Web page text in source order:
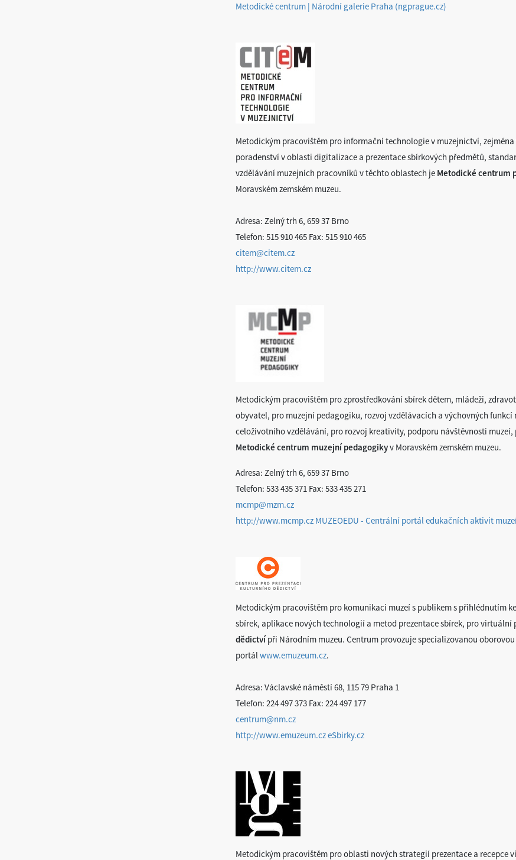
Metodické centrum | Národní galerie Praha (ngprague.cz)
Metodickým pracovištěm pro informační technologie v muzejnictví,
poradenství v oblasti digitalizace a prezentace sbírkových předmětů,
vzdělávání muzejních pracovníků v těchto oblastech je Metodické centrum
Moravském zemském muzeu.
Adresa: Zelný trh 6, 659 37 Brno
Telefon: 515 910 465 Fax: 515 910 465
citem@citem.cz
http://www.citem.cz
Metodickým pracovištěm pro zprostředkování sbírek dětem, mládeži,
obyvatel, pro muzejní pedagogiku, rozvoj vzdělávacích a výchovných
celoživotního vzdělávání, pro rozvoj kreativity, podporu návštěvnosti
Metodické centrum muzejní pedagogikyv Moravském zemském muzeu.
Adresa: Zelný trh 6, 659 37 Brno
Telefon: 533 435 371 Fax: 533 435 271
mcmp@mzm.cz
http://www.mcmp.cz MUZEOEDU - Centrální portál edukačních aktivit
Metodickým pracovištěm pro komunikaci muzeí s publikem s přihlédnutím
sbírek, aplikace nových technologií a metod prezentace sbírek, pro virtuální
dědictvípři Národním muzeu. Centrum provozuje specializovanou
portálwww.emuzeum.cz.
Adresa: Václavské náměstí 68, 115 79 Praha 1
Telefon: 224 497 373 Fax: 224 497 177
centrum@nm.cz
http://www.emuzeum.czeSbirky.cz
Metodickým pracovištěm pro oblasti nových strategií prezentace a recepce